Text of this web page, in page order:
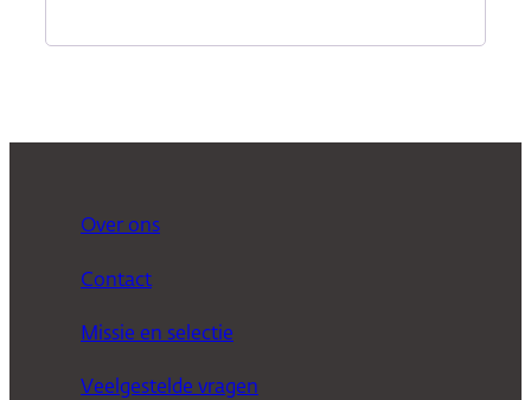
Over ons
Contact
Missie en selectie
Veelgestelde vragen